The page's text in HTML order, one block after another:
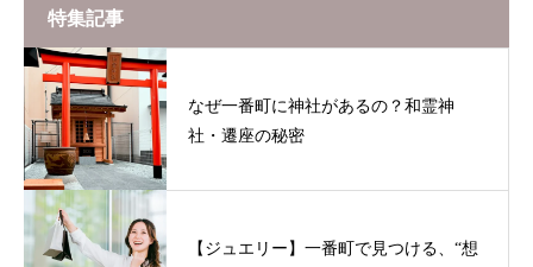
特集記事
なぜ一番町に神社があるの？和霊神
社・遷座の秘密
【ジュエリー】一番町で見つける、“想